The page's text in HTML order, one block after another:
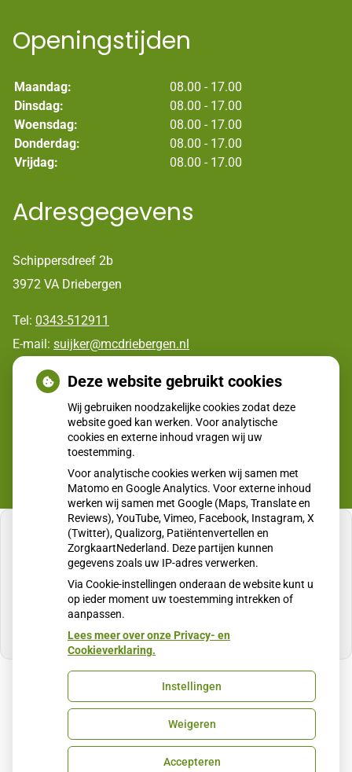
Openingstijden
Maandag:
08.00 - 17.00
Dinsdag:
08.00 - 17.00
Woensdag:
08.00 - 17.00
Donderdag:
08.00 - 17.00
Vrijdag:
08.00 - 17.00
Adresgegevens
Schippersdreef 2b
3972 VA Driebergen
Tel: 0343-512911
E-mail: suijker@mcdriebergen.nl
Huisartsenpost
U heeft geen toestemming gegeven voor
externe inhoud die nodig is om dit te zien.
Cookie-instellingen wijzigen
Uw Zorg Online
Cookie-instellingen
Deze website gebruikt cookies
Wij gebruiken noodzakelijke cookies zodat deze
website goed kan werken. Voor analytische
cookies en externe inhoud vragen wij uw
toestemming.
Voor analytische cookies werken wij samen met
Matomo en Google Analytics. Voor externe inhoud
werken wij samen met Google (Maps, Translate en
Reviews), YouTube, Vimeo, Facebook, Instagram, X
(Twitter), Qualizorg, Patiëntenvertellen en
ZorgkaartNederland. Deze partijen kunnen
gegevens zoals uw IP-adres verwerken.
Via Cookie-instellingen onderaan de website kunt u
op ieder moment uw toestemming intrekken of
aanpassen.
Lees meer over onze Privacy- en
Cookieverklaring.
Instellingen
Weigeren
Accepteren